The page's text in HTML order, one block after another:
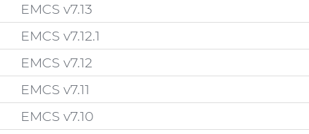
EMCS v7.13
EMCS v7.12.1
EMCS v7.12
EMCS v7.11
EMCS v7.10